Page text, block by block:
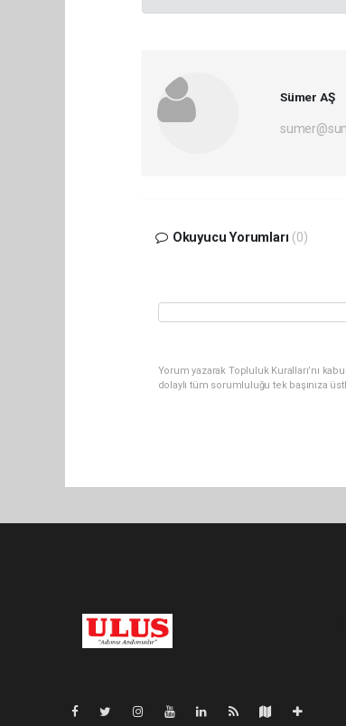
Sümer AŞ
Okuyucu Yorumları (0)
Yorum yazarak Topluluk Kuralları’nı
dolaylı tüm sorumluluğu tek başınıza